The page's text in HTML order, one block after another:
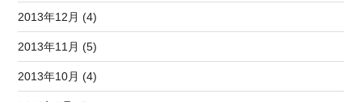
2013年12月 (4)
2013年11月 (5)
2013年10月 (4)